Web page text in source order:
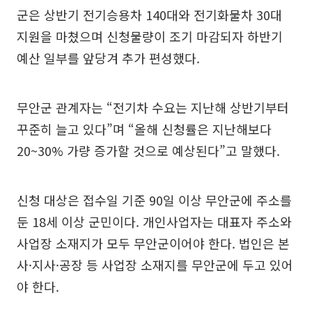
군은 상반기 전기승용차 140대와 전기화물차 30대
지원을 마쳤으며 신청물량이 조기 마감되자 하반기
예산 일부를 앞당겨 추가 편성했다.
무안군 관계자는 “전기차 수요는 지난해 상반기부터
꾸준히 늘고 있다”며 “올해 신청률은 지난해보다
20~30% 가량 증가할 것으로 예상된다”고 말했다.
신청 대상은 접수일 기준 90일 이상 무안군에 주소를
둔 18세 이상 군민이다. 개인사업자는 대표자 주소와
사업장 소재지가 모두 무안군이어야 한다. 법인은 본
사·지사·공장 등 사업장 소재지를 무안군에 두고 있어
야 한다.